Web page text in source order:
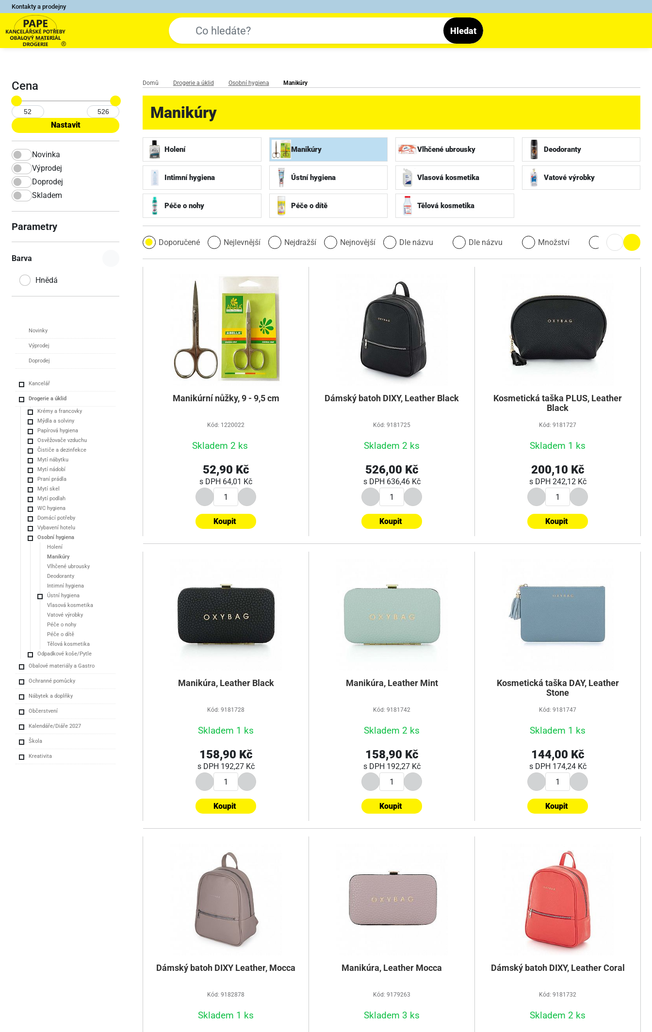
Kontakty a prodejny
Hledat
Cena
Novinka
Výprodej
Doprodej
Skladem
Parametry
Barva
Hnědá
Novinky
Výprodej
Doprodej
Kancelář
Drogerie a úklid
Krémy a francovky
Mýdla a solviny
Papírová hygiena
Osvěžovače vzduchu
Čističe a dezinfekce
Mytí nábytku
Mytí nádobí
Praní prádla
Mytí skel
Mytí podlah
WC hygiena
Domácí potřeby
Vybavení hotelu
Osobní hygiena
Holení
Manikúry
Vlhčené ubrousky
Deodoranty
Intimní hygiena
Ústní hygiena
Vlasová kosmetika
Vatové výrobky
Péče o nohy
Péče o dítě
Tělová kosmetika
Odpadkové koše/Pytle
Obalové materiály a Gastro
Ochranné pomůcky
Nábytek a doplňky
Občerstvení
Kalendáře/Diáře 2027
Škola
Kreativita
Domů Drogerie a úklid Osobní hygiena Manikúry
Manikúry
Holení Manikúry Vlhčené ubrousky Deodoranty
Intimní hygiena Ústní hygiena Vlasová kosmetika Vatové výrobky
Péče o nohy Péče o dítě Tělová kosmetika
Doporučené Nejlevnější Nejdražší Nejnovější Dle názvu Dle názvu Množství Množství
Manikúrní nůžky, 9 - 9,5 cm
Kód: 1220022
Skladem 2 ks
52,90 Kč
s DPH 64,01 Kč
Koupit
Dámský batoh DIXY, Leather Black
Kód: 9181725
Skladem 2 ks
526,00 Kč
s DPH 636,46 Kč
Koupit
Kosmetická taška PLUS, Leather
Black
Kód: 9181727
Skladem 1 ks
200,10 Kč
s DPH 242,12 Kč
Koupit
Manikúra, Leather Black
Kód: 9181728
Skladem 1 ks
158,90 Kč
s DPH 192,27 Kč
Koupit
Manikúra, Leather Mint
Kód: 9181742
Skladem 2 ks
158,90 Kč
s DPH 192,27 Kč
Koupit
Kosmetická taška DAY, Leather
Stone
Kód: 9181747
Skladem 1 ks
144,00 Kč
s DPH 174,24 Kč
Koupit
Dámský batoh DIXY Leather, Mocca
Kód: 9182878
Skladem 1 ks
Manikúra, Leather Mocca
Kód: 9179263
Skladem 3 ks
Dámský batoh DIXY, Leather Coral
Kód: 9181732
Skladem 2 ks